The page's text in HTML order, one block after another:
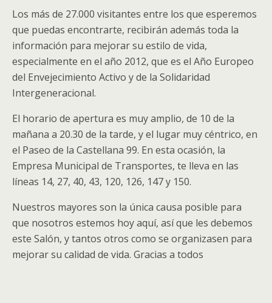
Los más de 27.000 visitantes entre los que esperemos
que puedas encontrarte, recibirán además toda la
información para mejorar su estilo de vida,
especialmente en el año 2012, que es el Año Europeo
del Envejecimiento Activo y de la Solidaridad
Intergeneracional.
El horario de apertura es muy amplio, de 10 de la
mañana a 20.30 de la tarde, y el lugar muy céntrico, en
el Paseo de la Castellana 99. En esta ocasión, la
Empresa Municipal de Transportes, te lleva en las
líneas 14, 27, 40, 43, 120, 126, 147 y 150.
Nuestros mayores son la única causa posible para
que nosotros estemos hoy aquí, así que les debemos
este Salón, y tantos otros como se organizasen para
mejorar su calidad de vida. Gracias a todos